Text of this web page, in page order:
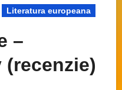
Literatura europeana
–
(recenzie)